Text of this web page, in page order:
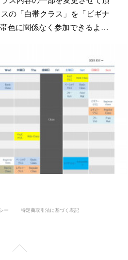
の「白帯クラス」を「ビギナ
色に関係なく参加できるよ…
ー 特定商取引法に基づく表記